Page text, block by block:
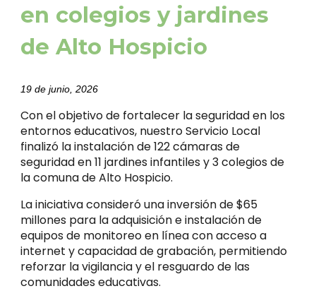
en colegios y jardines
de Alto Hospicio
19 de junio, 2026
Con el objetivo de fortalecer la seguridad en los
entornos educativos, nuestro Servicio Local
finalizó la instalación de 122 cámaras de
seguridad en 11 jardines infantiles y 3 colegios de
la comuna de Alto Hospicio.
La iniciativa consideró una inversión de $65
millones para la adquisición e instalación de
equipos de monitoreo en línea con acceso a
internet y capacidad de grabación, permitiendo
reforzar la vigilancia y el resguardo de las
comunidades educativas.